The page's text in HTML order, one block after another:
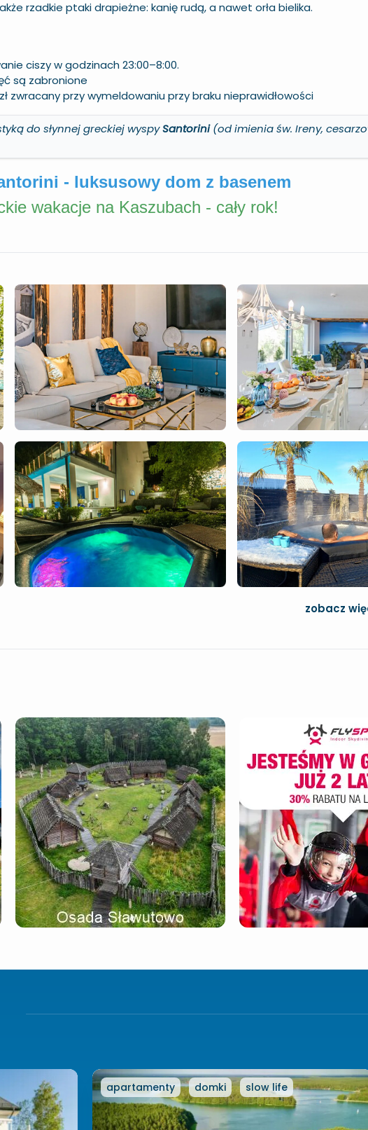
rzadkie ptaki drapieżne: kanię rudą, a nawet orła bielika.
ciszy w godzinach 23:00–8:00.
są zabronione
zwracany przy wymeldowaniu przy braku nieprawidłowości
do słynnej greckiej wyspySantorini(od imienia św. Ireny,
- luksusowy dom z basenem
wakacje na Kaszubach - cały rok!
zobacz
apartamenty domki slow life